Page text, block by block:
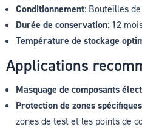
Conditionnement: Bouteilles
Durée de conservation: 12
Température de stockage
Applications
Masquage de composants
Protection de zones spécifiques
zones de test et les points de